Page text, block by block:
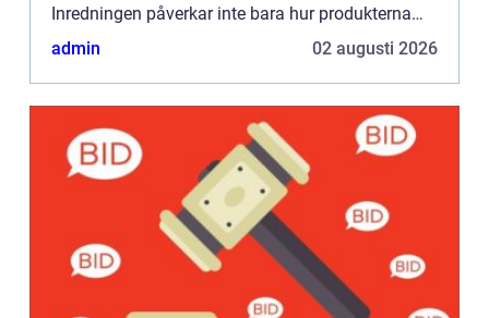
Inredningen påverkar inte bara hur produkterna
exponeras, ...
admin 02 augusti 2026